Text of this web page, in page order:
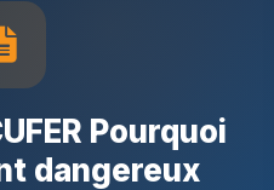
Pourquoi
dangereux